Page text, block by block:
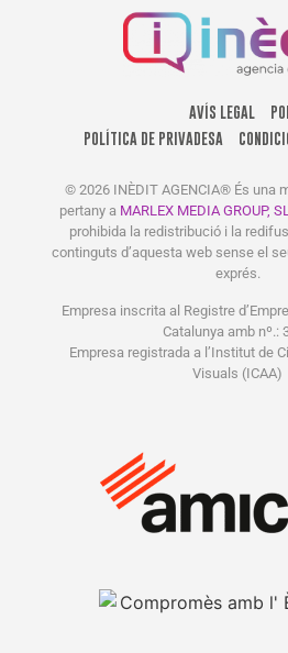
AVÍS LEGAL
POLÍTICA DE PRIVADESA
© 2026 INÈDIT AGENCIA® És una
pertany a MARLEX MEDIA GROUP,
prohibida la redistribució i la
continguts d’aquesta web sense el
exprés.
Empresa inscrita al Registre
Catalunya amb nº.:
Empresa registrada a l’Institut de
Visuals (ICAA)